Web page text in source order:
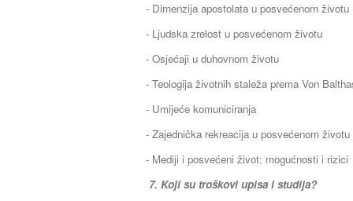
- Dimenzija apostolata u posvećenom životu
- Ljudska zrelost u posvećenom životu
- Osjećaji u duhovnom životu
- Teologija životnih staleža prema Von
- Umijeće komuniciranja
- Zajednička rekreacija u posvećenom životu
- Mediji i posvećeni život: mogućnosti i rizici
7. Koji su troškovi upisa i studija?